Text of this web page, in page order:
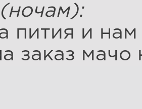
пития и
заказ мачо